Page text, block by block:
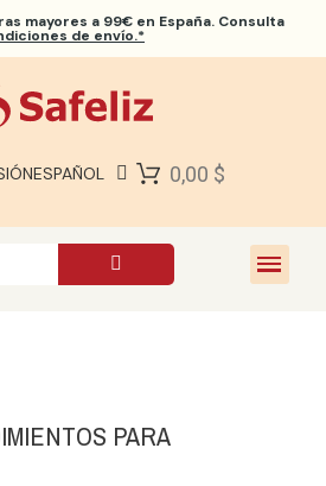
mayores a 99€ en España. Consulta
de envío.*
ESPAÑOL 0,00 $
PARA